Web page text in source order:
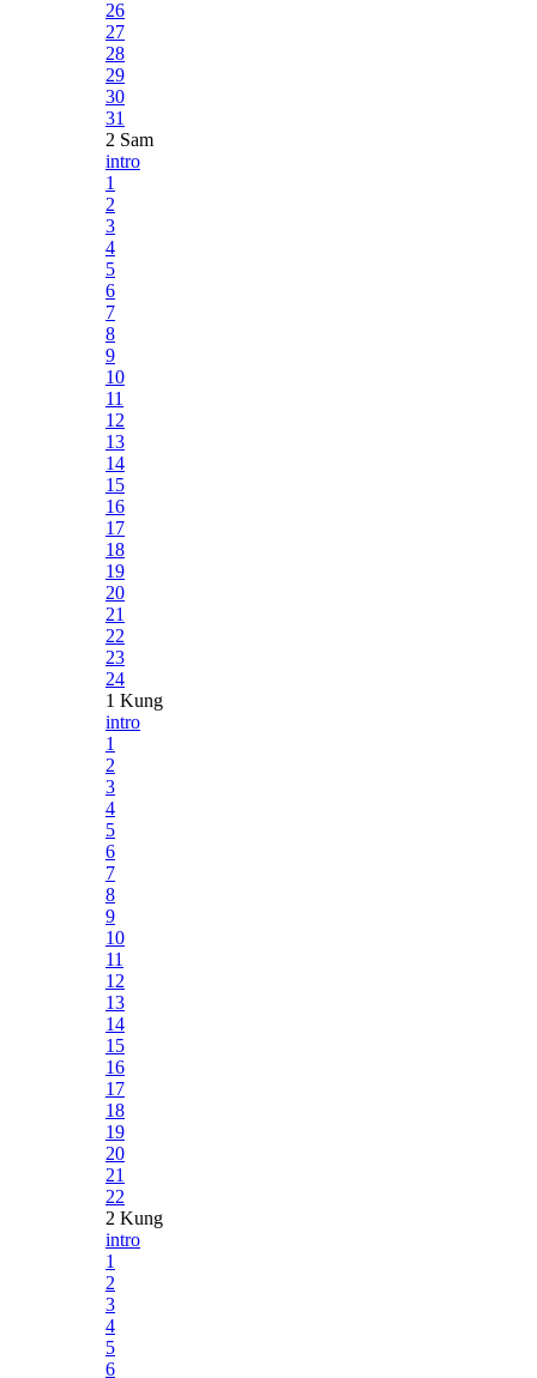
26
27
28
29
30
31
2 Sam
intro
1
2
3
4
5
6
7
8
9
10
11
12
13
14
15
16
17
18
19
20
21
22
23
24
1 Kung
intro
1
2
3
4
5
6
7
8
9
10
11
12
13
14
15
16
17
18
19
20
21
22
2 Kung
intro
1
2
3
4
5
6